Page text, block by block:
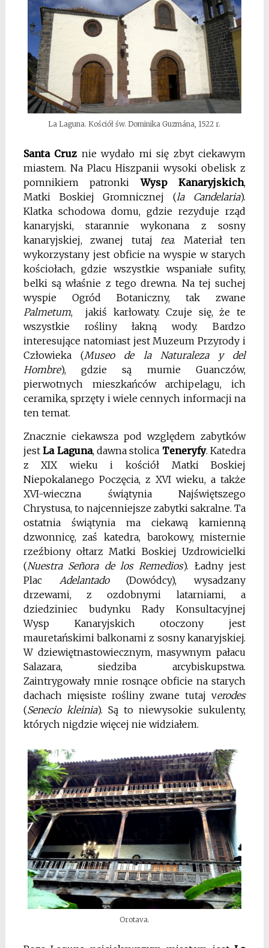
La Laguna. Kościół św. Dominika Guzmána, 1522 r.
Santa Cruz nie wydało mi się zbyt ciekawym
miastem. Na Placu Hiszpanii wysoki obelisk z
pomnikiem patronkiWysp Kanaryjskich,
Matki Boskiej Gromnicznej (la Candelaria).
Klatka schodowa domu, gdzie rezyduje rząd
kanaryjski, starannie wykonana z sosny
kanaryjskiej, zwanej tutaj tea. Materiał ten
wykorzystany jest obficie na wyspie w starych
kościołach, gdzie wszystkie wspaniałe sufity,
belki są właśnie z tego drewna. Na tej suchej
wyspie Ogród Botaniczny, tak zwane
Palmetum, jakiś karłowaty. Czuje się, że te
wszystkie rośliny łakną wody. Bardzo
interesujące natomiast jest Muzeum Przyrody i
Człowieka (Museo de la Naturaleza y del
Hombre), gdzie są mumie Guanczów,
pierwotnych mieszkańców archipelagu, ich
ceramika, sprzęty i wiele cennych informacji na
ten temat.
Znacznie ciekawsza pod względem zabytków
jestLa Laguna, dawna stolica Teneryfy. Katedra
z XIX wieku i kościół Matki Boskiej
Niepokalanego Poczęcia, z XVI wieku, a także
XVI-wieczna świątynia Najświętszego
Chrystusa, to najcenniejsze zabytki sakralne. Ta
ostatnia świątynia ma ciekawą kamienną
dzwonnicę, zaś katedra, barokowy, misternie
rzeźbiony ołtarz Matki Boskiej Uzdrowicielki
(Nuestra Señora de los Remedios). Ładny jest
Plac Adelantado(Dowódcy), wysadzany
drzewami, z ozdobnymi latarniami, a
dziedziniec budynku Rady Konsultacyjnej
Wysp Kanaryjskich otoczony jest
mauretańskimi balkonami z sosny kanaryjskiej.
W dziewiętnastowiecznym, masywnym pałacu
Salazara, siedziba arcybiskupstwa.
Zaintrygowały mnie rosnące obficie na starych
dachach mięsiste rośliny zwane tutaj verodes
(Senecio kleinia). Są to niewysokie sukulenty,
których nigdzie więcej nie widziałem.
Orotava.